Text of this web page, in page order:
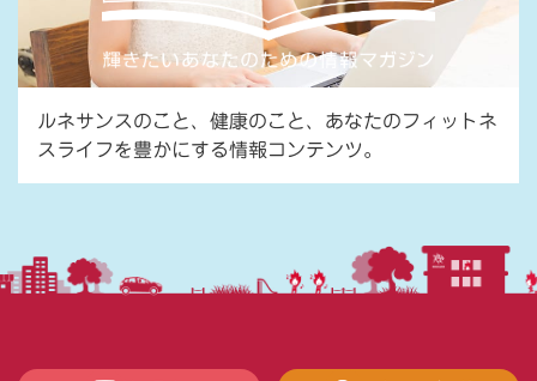
ルネサンスのこと、健康のこと、あなたのフィットネ
スライフを豊かにする情報コンテンツ。